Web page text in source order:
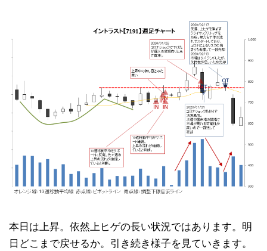
本日は上昇。依然上ヒゲの長い状況ではあります。明
日どこまで戻せるか。引き続き様子を見ていきます。